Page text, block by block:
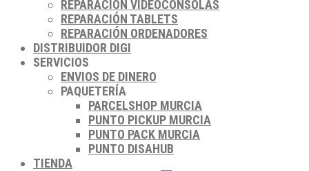
REPARACIÓN VIDEOCONSOLAS
REPARACIÓN TABLETS
REPARACIÓN ORDENADORES
DISTRIBUIDOR DIGI
SERVICIOS
ENVIOS DE DINERO
PAQUETERÍA
PARCELSHOP MURCIA
PUNTO PICKUP MURCIA
PUNTO PACK MURCIA
PUNTO DISAHUB
TIENDA